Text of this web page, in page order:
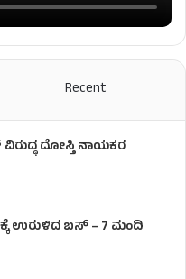
Recent
ದೋಸ್ತಿ ನಾಯಕರ
ಉರುಳಿದ ಬಸ್‌ – 7 ಮಂದಿ